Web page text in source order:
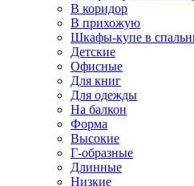
В коридор
В прихожую
Шкафы-купе в
Детские
Офисные
Для книг
Для одежды
На балкон
Форма
Высокие
Г-образные
Длинные
Низкие